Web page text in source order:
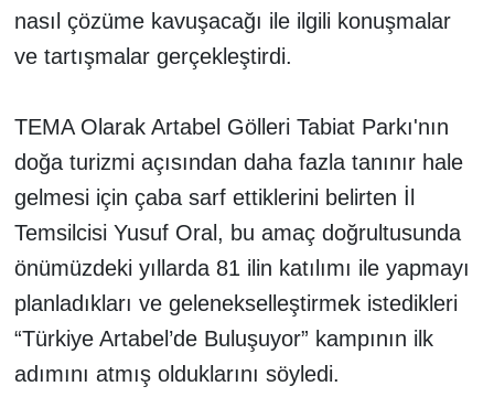
nasıl çözüme kavuşacağı ile ilgili konuşmalar
ve tartışmalar gerçekleştirdi.
TEMA Olarak Artabel Gölleri Tabiat Parkı'nın
doğa turizmi açısından daha fazla tanınır hale
gelmesi için çaba sarf ettiklerini belirten İl
Temsilcisi Yusuf Oral, bu amaç doğrultusunda
önümüzdeki yıllarda 81 ilin katılımı ile yapmayı
planladıkları ve gelenekselleştirmek istedikleri
“Türkiye Artabel’de Buluşuyor” kampının ilk
adımını atmış olduklarını söyledi.